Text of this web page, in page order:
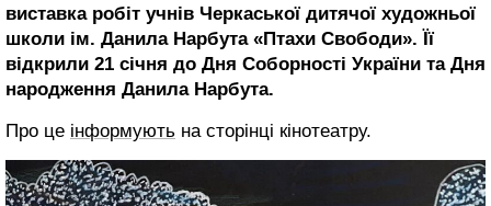
виставка робіт учнів Черкаської дитячої художньої
школи ім. Данила Нарбута «Птахи Свободи». Її
відкрили 21 січня до Дня Соборності України та Дня
народження Данила Нарбута.
Про це інформують на сторінці кінотеатру.